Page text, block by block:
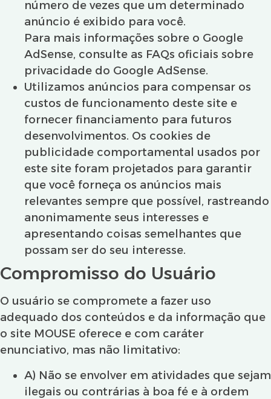
número de vezes que um determinado
anúncio é exibido para você.
Para mais informações sobre o Google
AdSense, consulte as FAQs oficiais sobre
privacidade do Google AdSense.
Utilizamos anúncios para compensar os
custos de funcionamento deste site e
fornecer financiamento para futuros
desenvolvimentos. Os cookies de
publicidade comportamental usados ​​por
este site foram projetados para garantir
que você forneça os anúncios mais
relevantes sempre que possível, rastreando
anonimamente seus interesses e
apresentando coisas semelhantes que
possam ser do seu interesse.
Compromisso do Usuário
O usuário se compromete a fazer uso
adequado dos conteúdos e da informação que
o site MOUSE oferece e com caráter
enunciativo, mas não limitativo:
A) Não se envolver em atividades que sejam
ilegais ou contrárias à boa fé e à ordem